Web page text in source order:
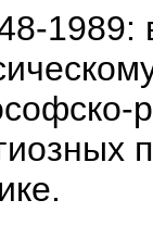
1989: